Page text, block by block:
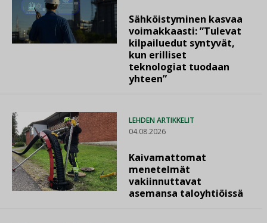
Sähköistyminen kasvaa
voimakkaasti: ”Tulevat
kilpailuedut syntyvät,
kun erilliset
teknologiat tuodaan
yhteen”
LEHDEN ARTIKKELIT
04.08.2026
Kaivamattomat
menetelmät
vakiinnuttavat
asemansa taloyhtiöissä